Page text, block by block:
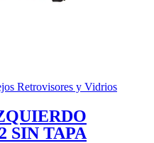
Retrovisores y Vidrios
SIN TAPA